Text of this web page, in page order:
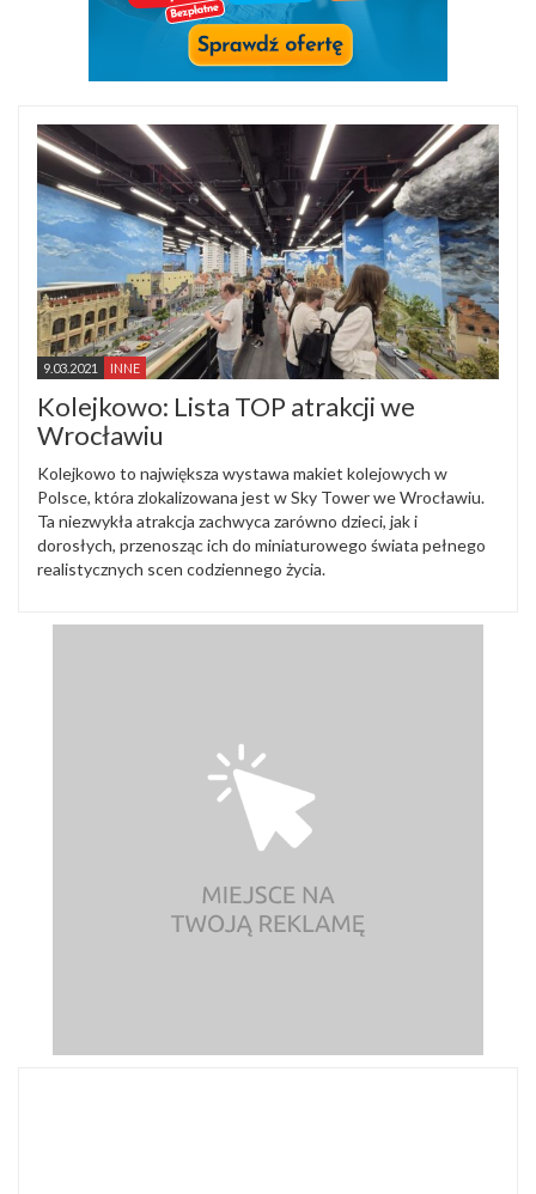
9.03.2021 INNE
Kolejkowo: Lista TOP atrakcji we
Wrocławiu
Kolejkowo to największa wystawa makiet kolejowych w
Polsce, która zlokalizowana jest w Sky Tower we Wrocławiu.
Ta niezwykła atrakcja zachwyca zarówno dzieci, jak i
dorosłych, przenosząc ich do miniaturowego świata pełnego
realistycznych scen codziennego życia.